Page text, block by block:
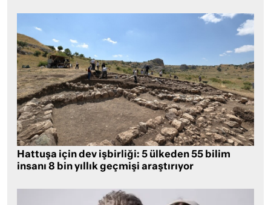
Hattuşa için dev işbirliği: 5 ülkeden 55 bilim
insanı 8 bin yıllık geçmişi araştırıyor